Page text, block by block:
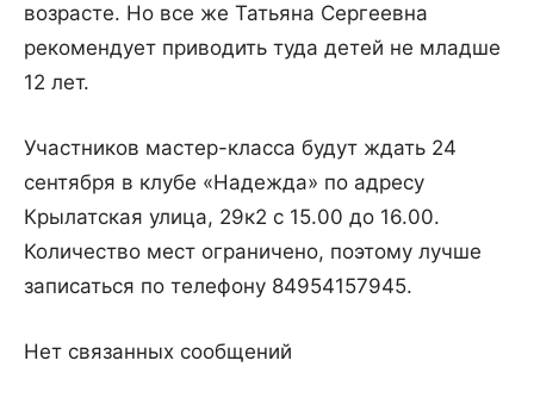
возрасте. Но все же Татьяна Сергеевна
рекомендует приводить туда детей не младше
12 лет.
Участников мастер-класса будут ждать 24
сентября в клубе «Надежда» по адресу
Крылатская улица, 29к2 с 15.00 до 16.00.
Количество мест ограничено, поэтому лучше
записаться по телефону 84954157945.
Нет связанных сообщений